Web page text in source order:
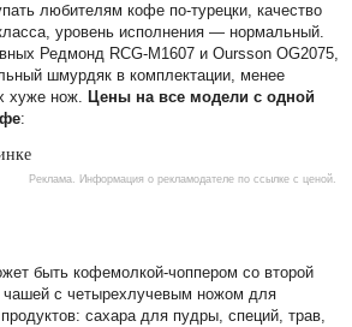
любителям кофе по-турецки, качество
уровень исполнения — нормальный.
Редмонд RCG-M1607 и Oursson OG2075,
шмурдяк в комплектации, менее
хуже нож. Цены на все модели с одной
:
быть кофемолкой-чоппером со второй
чашей с четырехлучевым ножом для
сахара для пудры, специй, трав,